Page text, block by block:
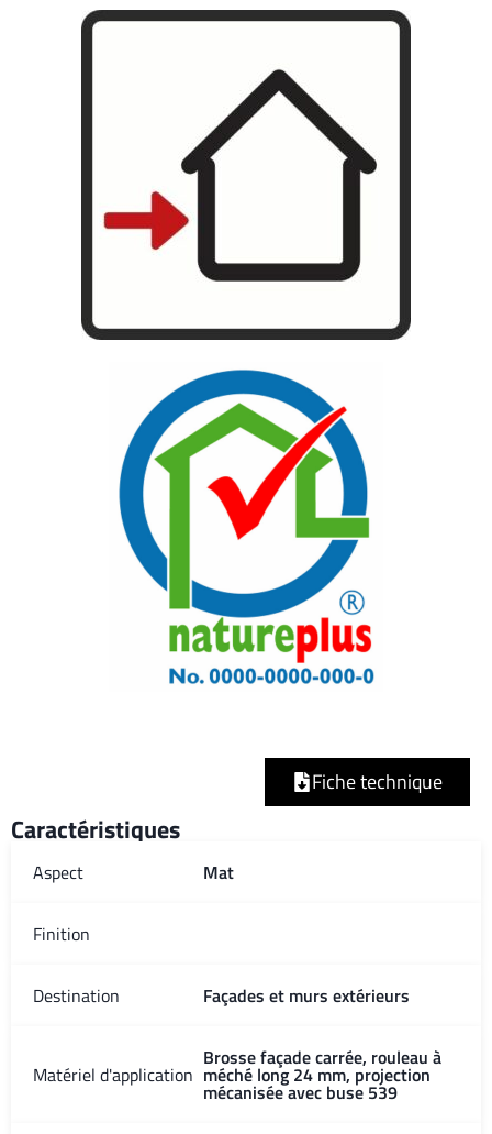
Fiche technique
Caractéristiques
Aspect Mat
Finition
Destination Façades et murs extérieurs
Matériel d'application
Brosse façade carrée, rouleau à
méché long 24 mm, projection
mécanisée avec buse 539